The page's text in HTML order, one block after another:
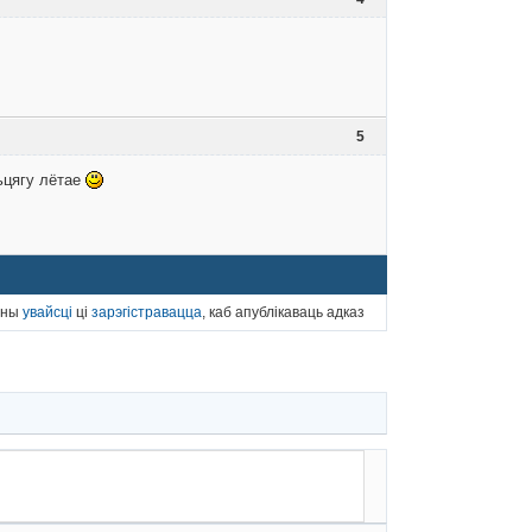
5
лётае
увайсці ці зарэгістравацца , каб апублікаваць адказ